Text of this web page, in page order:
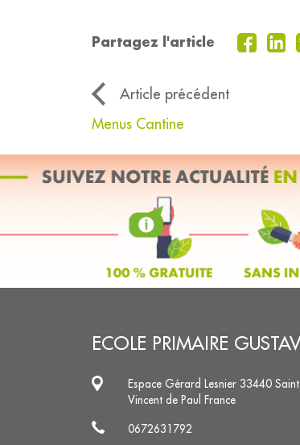
Partagez l'article
Article précédent
Menus Cantine
ECOLE PRIMAIRE
Espace Gérard Lesnier 33440 Saint
Vincent de Paul France
0672631792